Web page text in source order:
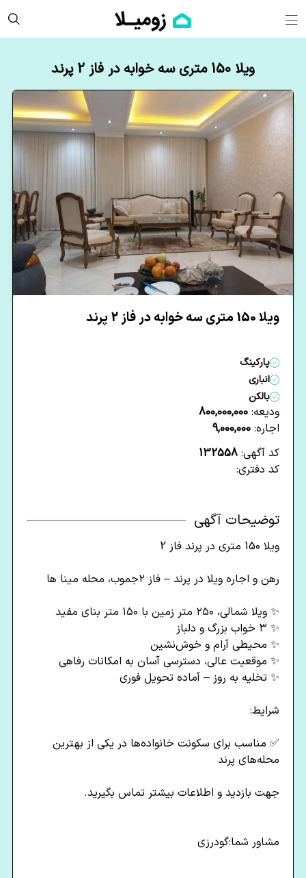
ویلا 150 متری سه خوابه در فاز 2 پرند
ویلا 150 متری سه خوابه در فاز 2 پرند
پارکینگ
انباری
بالکن
ودیعه: 800,000,000
اجاره: 9,000,000
کد آگهی: 132558
کد دفتری:
توضیحات آگهی
ویلا 150 متری در پرند فاز 2
رهن و اجاره ویلا در پرند – فاز ۲جموب، محله مینا ها
✨ ویلا شمالی، ۲۵۰ متر زمین با ۱۵۰ متر بنای مفید
✨ ۳ خواب بزرگ و دلباز
✨ محیطی آرام و خوش‌نشین
✨ موقعیت عالی، دسترسی آسان به امکانات رفاهی
✨ تخلیه به روز – آماده تحویل فوری
شرایط:
✅ مناسب برای سکونت خانواده‌ها در یکی از بهترین
محله‌های پرند
جهت بازدید و اطلاعات بیشتر تماس بگیرید.
مشاور شما:گودرزی